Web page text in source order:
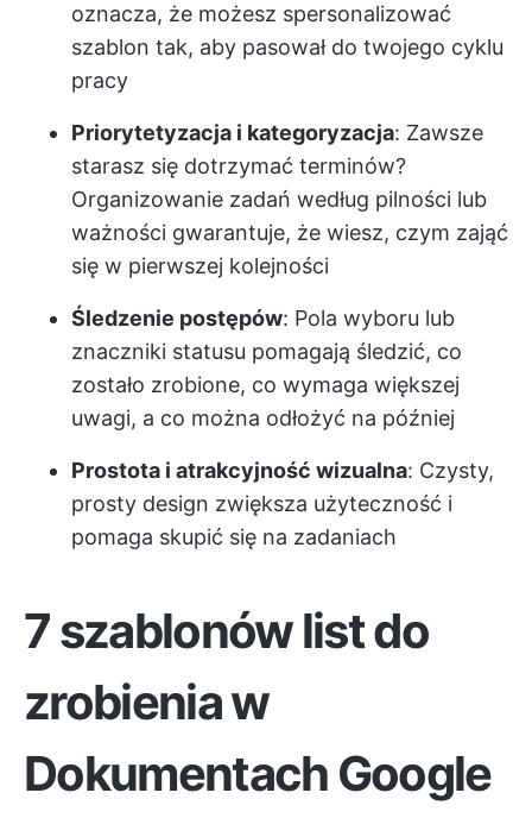
oznacza, że możesz spersonalizować
szablon tak, aby pasował do twojego cyklu
pracy
Priorytetyzacja i kategoryzacja: Zawsze
starasz się dotrzymać terminów?
Organizowanie zadań według pilności lub
ważności gwarantuje, że wiesz, czym zająć
się w pierwszej kolejności
Śledzenie postępów: Pola wyboru lub
znaczniki statusu pomagają śledzić, co
zostało zrobione, co wymaga większej
uwagi, a co można odłożyć na później
Prostota i atrakcyjność wizualna: Czysty,
prosty design zwiększa użyteczność i
pomaga skupić się na zadaniach
7 szablonów list do
zrobienia w
Dokumentach Google